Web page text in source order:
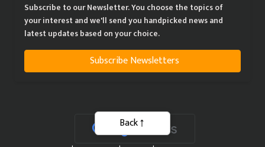
Subscribe to our Newsletter. You choose the topics of
your interest and we'll send you handpicked news and
latest updates based on your choice.
Subscribe Newsletters
Back